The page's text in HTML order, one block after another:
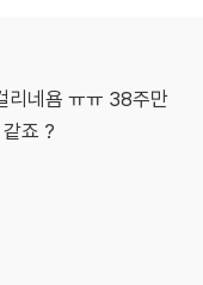
리네욤 ㅠㅠ 38주만
죠 ?